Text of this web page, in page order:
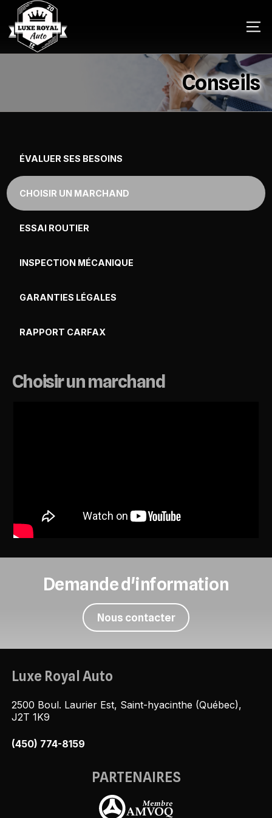
Conseils
ÉVALUER SES BESOINS
CHOISIR UN MARCHAND
ESSAI ROUTIER
INSPECTION MÉCANIQUE
GARANTIES LÉGALES
RAPPORT CARFAX
Choisir un marchand
Demande d'information
Nous contacter
Luxe Royal Auto
2500 Boul. Laurier Est, Saint-hyacinthe (Québec),
J2T 1K9
(450) 774-8159
PARTENAIRES